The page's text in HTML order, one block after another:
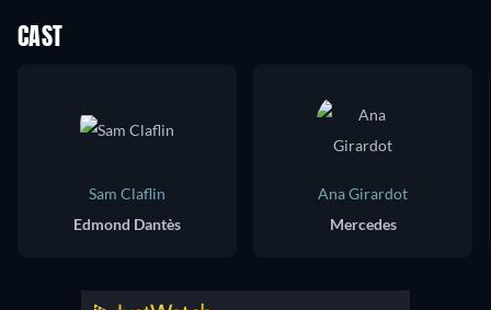
CAST
Sam Claflin
Edmond Dantès
Ana Girardot
Mercedes